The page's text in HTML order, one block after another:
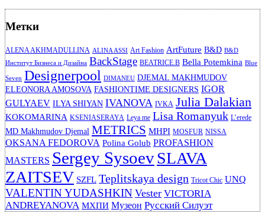
Метки
ALENA AKHMADULLINA ALINA ASSI Art Fashion ArtFuture B&D B&D
Институт Бизнеса и Дизайна BackStage BEATRICE.B Bella Potemkina Blue
Seven Designerpool DIMANEU DJEMAL MAKHMUDOV
ELEONORA AMOSOVA FASHIONTIME DESIGNERS IGOR
GULYAEV ILYA SHIYAN IVANOVA IVKA Julia Dalakian
KOKOMARINA KSENIASERAYA Leya me Lisa Romanyuk L’erede
MD Makhmudov Djemal METRICS MHPI MOSFUR NISSA
OKSANA FEDOROVA Polina Golub PROFASHION
MASTERS Sergey SysoevSLAVA
ZAITSEV SZFL Teplitskaya design Tricot Chic UNQ
VALENTIN YUDASHKIN Vester VICTORIA
ANDREYANOVA МХПИ Музеон Русский Силуэт